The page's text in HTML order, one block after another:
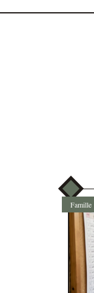
Famille